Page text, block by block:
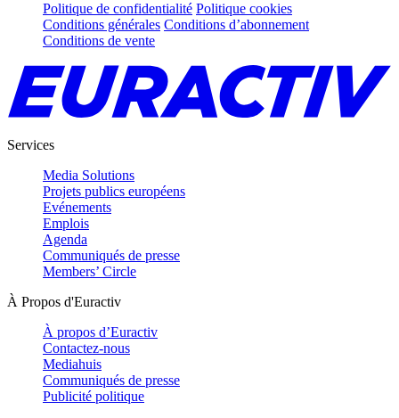
Politique de confidentialité Politique cookies
Conditions générales Conditions d’abonnement
Conditions de vente
Services
Media Solutions
Projets publics européens
Evénements
Emplois
Agenda
Communiqués de presse
Members’ Circle
À Propos d'Euractiv
À propos d’Euractiv
Contactez-nous
Mediahuis
Communiqués de presse
Publicité politique